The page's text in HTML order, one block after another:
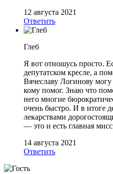
12 августа 2021
Ответить
Глеб
Я вот отношусь просто.
депутатском кресле, а
Вячеславу Логинову могу
кому помог. Знаю что
него многие
очень быстро. И в итоге
лекарствами
— это и есть главная
14 августа 2021
Ответить